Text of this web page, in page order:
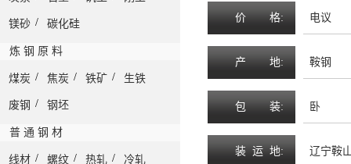
镁砂 / 碳化硅
炼 钢 原 料
煤炭 / 焦炭 / 铁矿 / 生铁
废钢 / 钢坯
普 通 钢 材
线材 / 螺纹 / 热轧 / 冷轧
价 格: 电议
产 地: 鞍钢
包 装: 卧
装 运 地: 辽宁鞍